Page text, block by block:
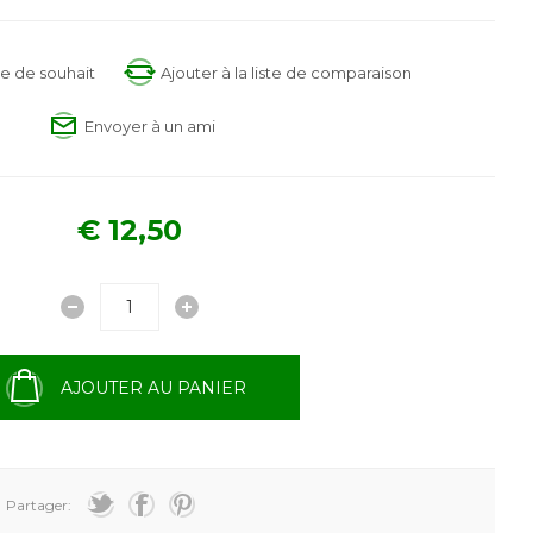
de souhait Ajouter à la liste de comparaison
Envoyer à un ami
€ 12,50
AJOUTER AU PANIER
Partager: